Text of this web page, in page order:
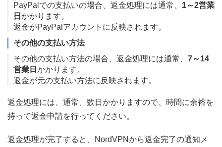
PayPalでの支払いの場合、返金処理には通常、 1～2営業
日 かかります。
返金がPayPalアカウントに反映されます。
その他の支払い方法
その他の支払い方法の場合、返金処理には通常、 7～14
営業日 かかります。
返金が元の支払い方法に反映されます。
返金処理には、通常、数日かかりますので、時間に余裕を
持って返金申請を行ってください。
返金処理が完了すると、NordVPNから返金完了の通知メ